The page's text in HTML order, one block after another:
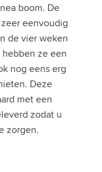
boom. De
eenvoudig
de vier weken
ze een
nog eens erg
Deze
met een
zodat u
zorgen.